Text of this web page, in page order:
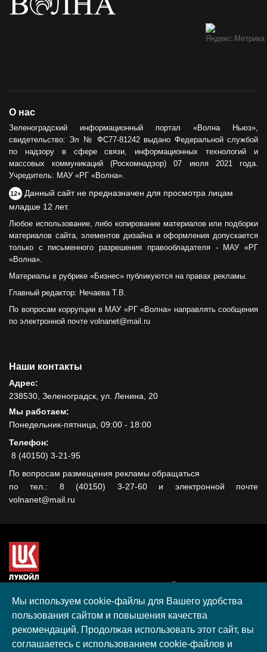
О нас
Зеленоградский информационный портал «Волна Ньюз»,
свидетельство: Эл № ФС77-81242 выдано Федеральной службой
по надзору в сфере связи, информационных технологий и
массовых коммуникаций (Роскомнадзор) 07 июля 2021 года.
Учредитель: МАУ «РГ «Волна».
12+ Данный сайт не предназначен для просмотра лицам
младше 12 лет.
Любое использование, либо копирование материалов или подборки
материалов сайта, элементов дизайна и оформления допускается
только с письменного разрешения правообладателя - МАУ «РГ
«Волна».
Материалы в рубрике «Бизнес» публикуются на правах рекламы.
Главный редактор: Нечаева Т.В.
По вопросам коррупции в МАУ «РГ «Волна» направлять сообщения
по электронной почте volnanet@mail.ru
Наши контакты
Адрес:
238530, Зеленоградск, ул. Ленина, 20
Мы работаем:
Понедельник-пятница, 09:00 - 18:00
Телефон:
8 (40150) 3-21-95
По вопросам размещения рекламы обращаться
по тел.: 8 (40150) 3-27-60 и электронной почте
volnanet@mail.ru
гранта, полученного в рамках XIII Конкурса социальных и
культурных проектов ПАО "ЛУКОЙЛ" на территории
Калининградской области в 2020 году
Согласие на обработку персональных данных
Разработка, поддержка и продвижение S-Media group
Мы используем cookie-файлы для Вашего удобства
пользования сайтом и повышения качества
рекомендаций. Продолжая использовать этот сайт, вы
соглашаетесь с использованием cookie-файлов и